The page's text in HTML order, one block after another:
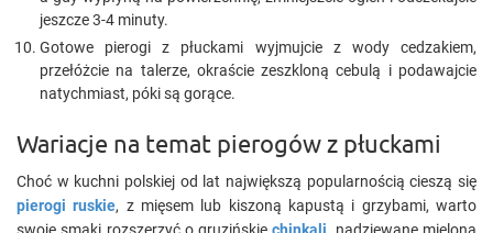
jeszcze 3-4 minuty.
Gotowe pierogi z płuckami wyjmujcie z wody cedzakiem,
przełóżcie na talerze, okraście zeszkloną cebulą i podawajcie
natychmiast, póki są gorące.
Wariacje na temat pierogów z płuckami
Choć w kuchni polskiej od lat największą popularnością cieszą się
pierogi ruskie, z mięsem lub kiszoną kapustą i grzybami, warto
swoje smaki rozszerzyć o gruzińskiechinkali , nadziewane mieloną